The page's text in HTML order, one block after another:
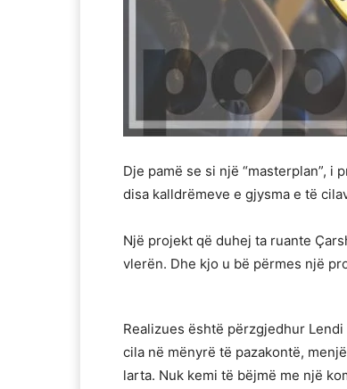
Dje pamë se si një “masterplan”, i
disa kalldrëmeve e gjysma e të
Një projekt që duhej ta ruante
vlerën. Dhe kjo u bë përmes një
Realizues është përzgjedhur
cila në mënyrë të pazakontë,
larta. Nuk kemi të bëjmë me një